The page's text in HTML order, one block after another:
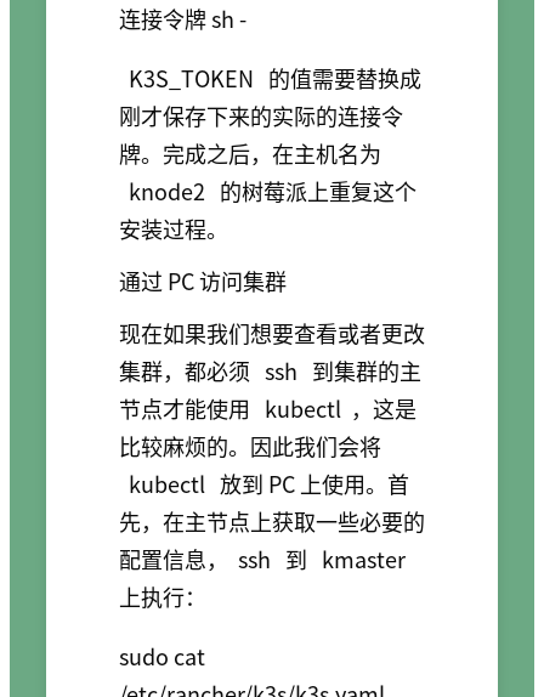
连接令牌 sh -
K3S_TOKEN 的值需要替换成
刚才保存下来的实际的连接令
牌。完成之后，在主机名为
knode2 的树莓派上重复这个
安装过程。
通过 PC 访问集群
现在如果我们想要查看或者更改
集群，都必须 ssh 到集群的主
节点才能使用 kubectl ，这是
比较麻烦的。因此我们会将
kubectl 放到 PC 上使用。首
先，在主节点上获取一些必要的
配置信息，
ssh 到 kmaster
上执行：
sudo cat